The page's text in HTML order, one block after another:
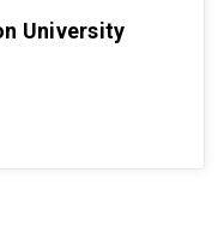
University